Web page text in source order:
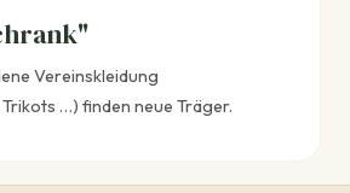
Vereinskleidung
…) finden neue Träger.